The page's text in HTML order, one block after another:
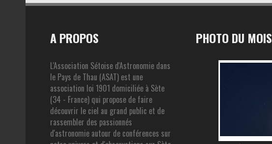
A PROPOS
L'Association Sétoise d'Astronomie dans
le Pays de Thau (ASAT) est une
association loi 1901 domiciliée à Sète
(34 - France) qui propose de faire
découvrir le ciel au grand public et de
rassembler des passionnés
d'astronomie autour de conférences sur
PHOTO DU MOIS